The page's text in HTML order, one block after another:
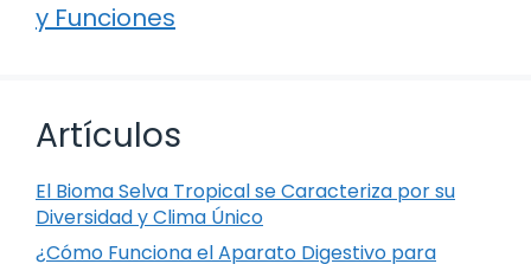
y Funciones
Artículos
El Bioma Selva Tropical se Caracteriza por su
Diversidad y Clima Único
¿Cómo Funciona el Aparato Digestivo para